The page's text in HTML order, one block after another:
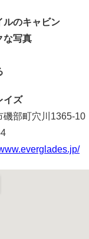
ルのキャビン
な写真
イズ
磯部町穴川1365-10